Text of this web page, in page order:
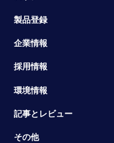
製品登録
企業情報
採用情報
環境情報
記事とレビュー
その他